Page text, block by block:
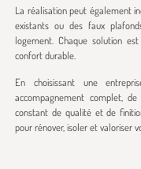
La réalisation peut également
existants ou des faux
logement. Chaque solution
confort durable.
En choisissant une
accompagnement complet,
constant de qualité et de
pour rénover, isoler et valoriser